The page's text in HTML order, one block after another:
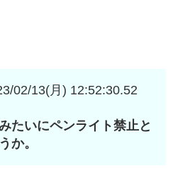
02/13(月) 12:52:30.52
たいにペンライト禁止と
か。